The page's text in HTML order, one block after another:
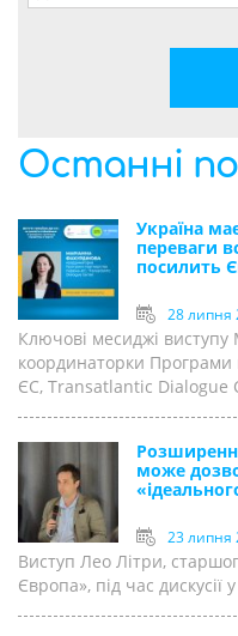
Останні
Україна
переваги
посилить
28 липня
Ключові месиджі виступу
координаторки Програми
ЄС, Transatlantic Dialogue
може
23 липня
Виступ Лео Літри,
Європа», під час дискусії